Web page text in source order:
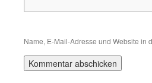
Name, E-Mail-Adresse und Website in